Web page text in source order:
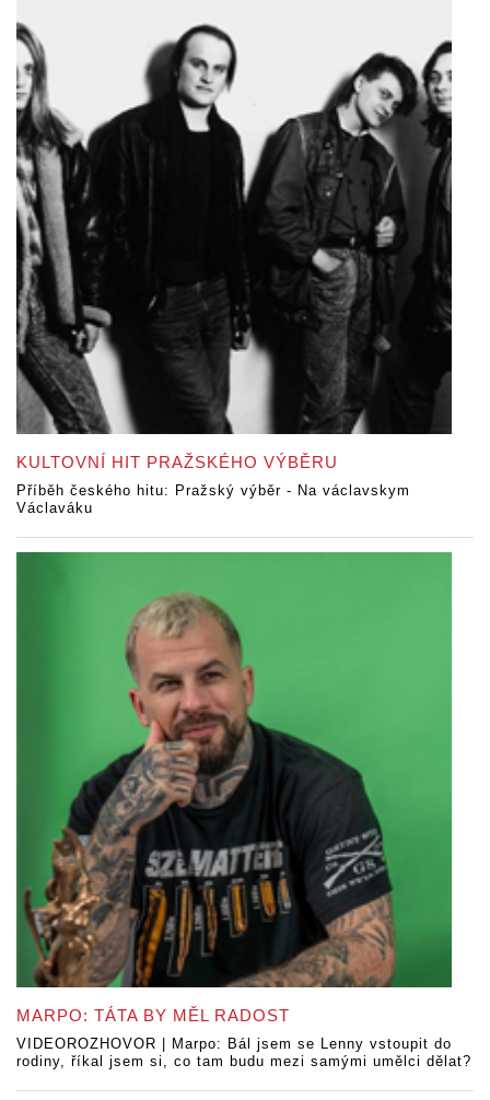
KULTOVNÍ HIT PRAŽSKÉHO VÝBĚRU
Příběh českého hitu: Pražský výběr - Na václavskym
Václaváku
MARPO: TÁTA BY MĚL RADOST
VIDEOROZHOVOR | Marpo: Bál jsem se Lenny vstoupit do
rodiny, říkal jsem si, co tam budu mezi samými umělci dělat?